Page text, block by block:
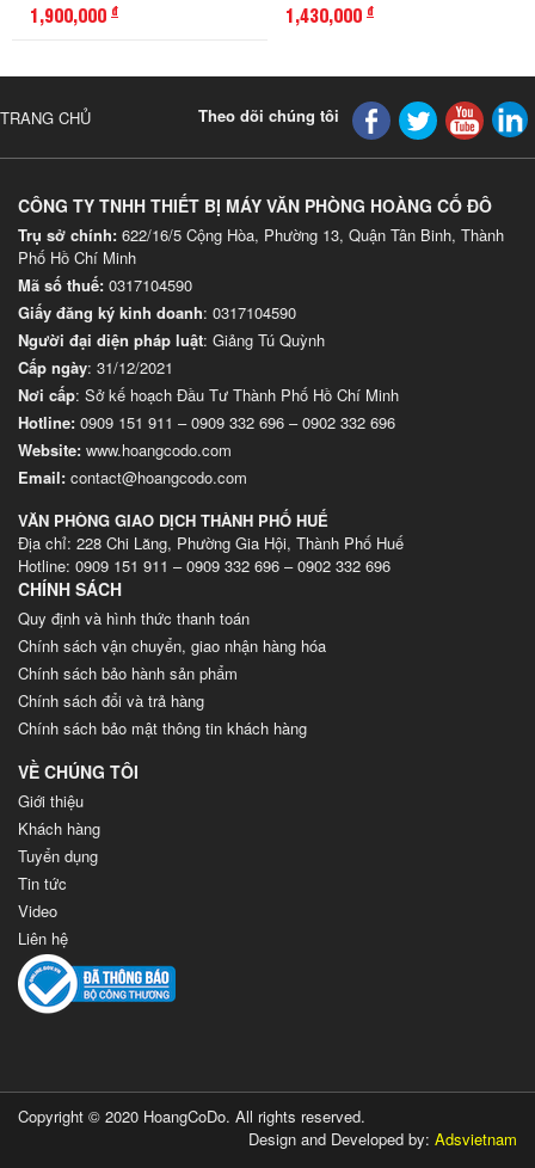
1,900,000 đ 1,430,000 đ
TRANG CHỦ Theo dõi chúng tôi
CÔNG TY TNHH THIẾT BỊ MÁY VĂN PHÒNG HOÀNG CỐ ĐÔ
Trụ sở chính: 622/16/5 Cộng Hòa, Phường 13, Quận Tân Binh, Thành
Phố Hồ Chí Minh
Mã số thuế: 0317104590
Giấy đăng ký kinh doanh: 0317104590
Người đại diện pháp luật: Giảng Tú Quỳnh
Cấp ngày: 31/12/2021
Nơi cấp: Sở kế hoạch Đầu Tư Thành Phố Hồ Chí Minh
Hotline: 0909 151 911 –0909 332 696 –0902 332 696
Website: www.hoangcodo.com
Email: contact@hoangcodo.com
VĂN PHÒNG GIAO DỊCH THÀNH PHỐ HUẾ
Địa chỉ: 228 Chi Lăng, Phường Gia Hội, Thành Phố Huế
Hotline: 0909 151 911 – 0909 332 696 – 0902 332 696
CHÍNH SÁCH
Quy định và hình thức thanh toán
Chính sách vận chuyển, giao nhận hàng hóa
Chính sách bảo hành sản phẩm
Chính sách đổi và trả hàng
Chính sách bảo mật thông tin khách hàng
VỀ CHÚNG TÔI
Giới thiệu
Khách hàng
Tuyển dụng
Tin tức
Video
Liên hệ
Copyright © 2020 HoangCoDo. All rights reserved.
Design and Developed by: Adsvietnam